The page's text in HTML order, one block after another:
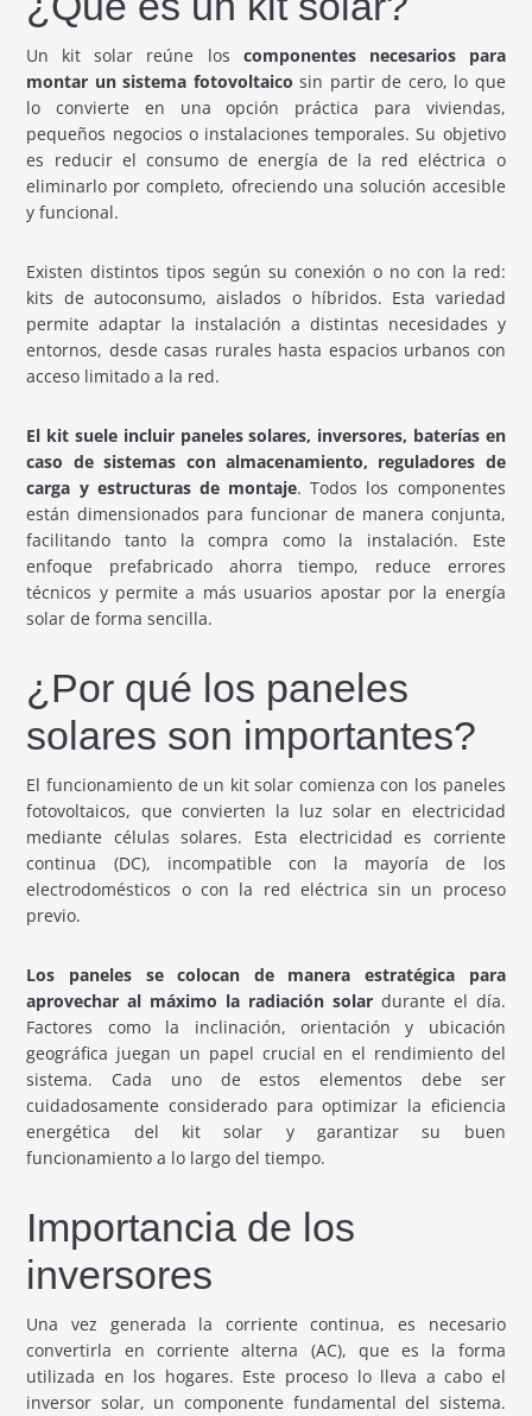
Un kit solar reúne los componentes necesarios para
montar un sistema fotovoltaico sin partir de cero, lo que
lo convierte en una opción práctica para viviendas,
pequeños negocios o instalaciones temporales. Su objetivo
es reducir el consumo de energía de la red eléctrica o
eliminarlo por completo, ofreciendo una solución accesible
y funcional.
Existen distintos tipos según su conexión o no con la red:
kits de autoconsumo, aislados o híbridos. Esta variedad
permite adaptar la instalación a distintas necesidades y
entornos, desde casas rurales hasta espacios urbanos con
acceso limitado a la red.
El kit suele incluir paneles solares, inversores, baterías en
caso de sistemas con almacenamiento, reguladores de
carga y estructuras de montaje. Todos los componentes
están dimensionados para funcionar de manera conjunta,
facilitando tanto la compra como la instalación. Este
enfoque prefabricado ahorra tiempo, reduce errores
técnicos y permite a más usuarios apostar por la energía
solar de forma sencilla.
¿Por qué los paneles
solares son importantes?
El funcionamiento de un kit solar comienza con los paneles
fotovoltaicos, que convierten la luz solar en electricidad
mediante células solares. Esta electricidad es corriente
continua (DC), incompatible con la mayoría de los
electrodomésticos o con la red eléctrica sin un proceso
previo.
Los paneles se colocan de manera estratégica para
aprovechar al máximo la radiación solardurante el día.
Factores como la inclinación, orientación y ubicación
geográfica juegan un papel crucial en el rendimiento del
sistema. Cada uno de estos elementos debe ser
cuidadosamente considerado para optimizar la eficiencia
energética del kit solar y garantizar su buen
funcionamiento a lo largo del tiempo.
Importancia de los
inversores
Una vez generada la corriente continua, es necesario
convertirla en corriente alterna (AC), que es la forma
utilizada en los hogares. Este proceso lo lleva a cabo el
inversor solar, un componente fundamental del sistema.